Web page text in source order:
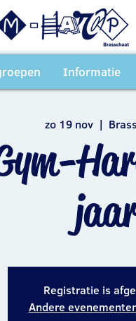
Informatie
zo 19 nov
  |
Registratie is
Andere